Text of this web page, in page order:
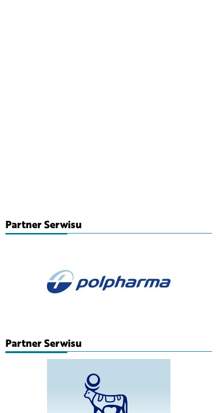
Partner Serwisu
Partner Serwisu